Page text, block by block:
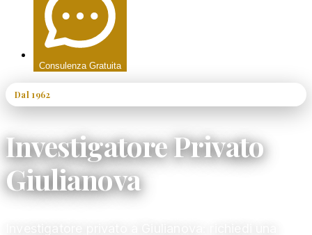
Consulenza Gratuita
Dal 1962
Investigatore Privato
Giulianova